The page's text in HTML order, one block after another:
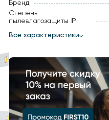
Бренд
Степень
пылевлагозащиты IP
Все характеристики